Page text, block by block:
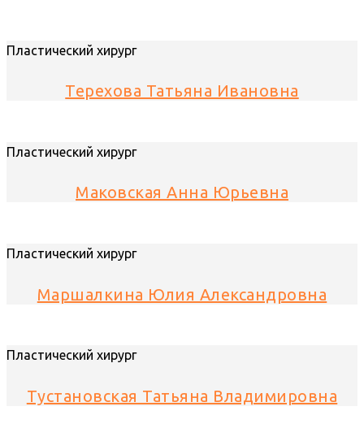
Пластический хирург
Терехова Татьяна Ивановна
Пластический хирург
Маковская Анна Юрьевна
Пластический хирург
Маршалкина Юлия Александровна
Пластический хирург
Тустановская Татьяна Владимировна